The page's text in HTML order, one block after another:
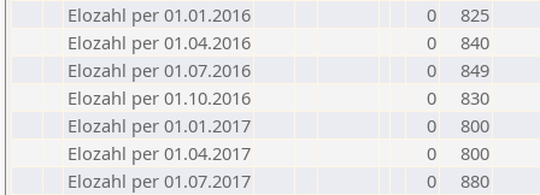
Elozahl per 01.01.2016
0
825
Elozahl per 01.04.2016
0
840
Elozahl per 01.07.2016
0
849
Elozahl per 01.10.2016
0
830
Elozahl per 01.01.2017
0
800
Elozahl per 01.04.2017
0
800
Elozahl per 01.07.2017
0
880